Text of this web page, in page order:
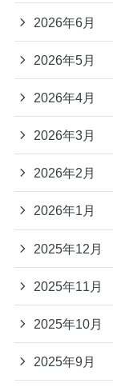
2026年6月
2026年5月
2026年4月
2026年3月
2026年2月
2026年1月
2025年12月
2025年11月
2025年10月
2025年9月